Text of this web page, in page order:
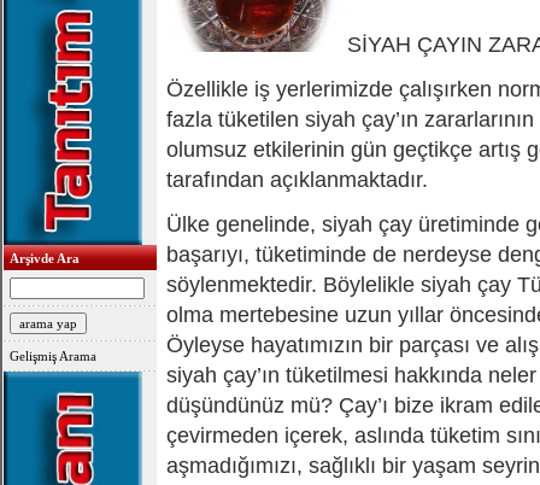
Arşivde Ara
Gelişmiş Arama
SİYAH ÇAYIN
Özellikle iş yerlerimizde çalışırken
fazla tüketilen siyah çay’ın
olumsuz etkilerinin gün geçtikçe artış
tarafından açıklanmaktadır.
Ülke genelinde, siyah çay üretiminde
başarıyı, tüketiminde de nerdeyse
söylenmektedir. Böylelikle siyah çay
olma mertebesine uzun yıllar
Öyleyse hayatımızın bir parçası ve
siyah çay’ın tüketilmesi hakkında
düşündünüz mü? Çay’ı bize ikram
çevirmeden içerek, aslında tüketim
aşmadığımızı, sağlıklı bir yaşam